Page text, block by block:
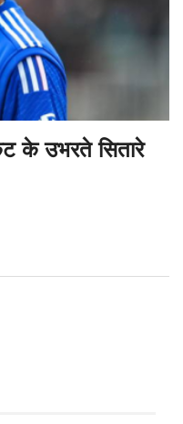
के उभरते सितारे